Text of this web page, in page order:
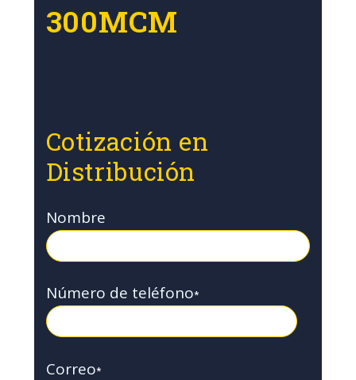
300MCM
Cotización en
Distribución
Nombre
Número de teléfono*
Correo*